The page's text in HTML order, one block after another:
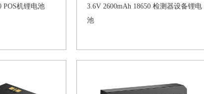
POS机锂电池
3.6V 2600mAh 18650 检测器设备锂电
池